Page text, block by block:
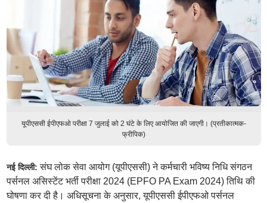
यूपीएससी ईपीएफओ परीक्षा 7 जुलाई को 2 घंटे के लिए आयोजित की जाएगी। (प्रतीकात्मक-
फ्रीपिक)
नई दिल्ली:संघ लोक सेवा आयोग (यूपीएससी) ने कर्मचारी भविष्य निधि संगठन
पर्सनल असिस्टेंट भर्ती परीक्षा 2024 (EPFO PA Exam 2024) तिथि की
घोषणा कर दी है। अधिसूचना के अनुसार, यूपीएससी ईपीएफओ पर्सनल